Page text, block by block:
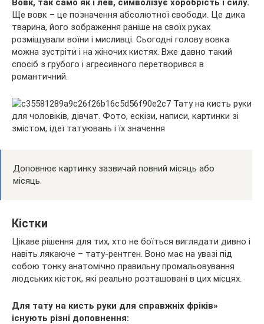
Вовк, так само як і лев, символізує хоробрість і силу.
Ще вовк – це позначення абсолютної свободи. Це дика
тварина, його зображення раніше на своїх руках
розміщували воїни і мисливці. Сьогодні голову вовка
можна зустріти і на жіночих кистях. Вже давно такий
спосіб з грубого і агресивного перетворився в
романтичний.
Доповнює картинку зазвичай повний місяць або
місяць.
Кістки
Цікаве рішення для тих, хто не боїться виглядати дивно і
навіть лякаюче – тату-рентген. Воно має на увазі під
собою тонку анатомічно правильну промальовування
людських кісток, які реально розташовані в цих місцях.
Для тату на кисть руки для справжніх фріків»
існують різні доповнення: